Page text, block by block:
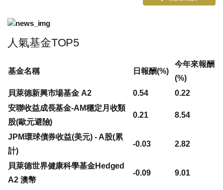
人氣基金TOP5
基金名稱 日報酬(%)
今年來報酬
(%)
貝萊德新興市場基金 A2
0.54
0.22
安聯收益成長基金-AM穩定月收類
股(歐元避險)
0.21 8.54
JPM環球債券收益(美元) - A股(累
計)
-0.03 2.82
貝萊德世界健康科學基金Hedged
A2 澳幣
-0.09 9.01